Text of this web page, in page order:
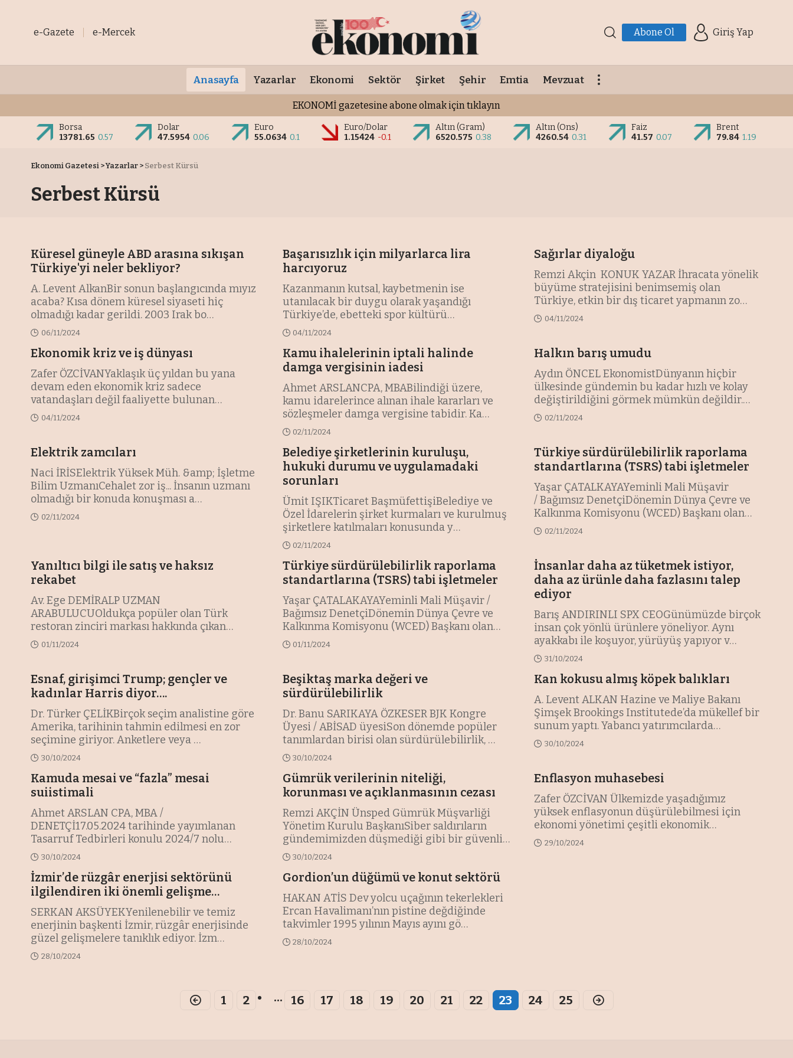
e-Gazete e-Mercek Abone Ol Giriş Yap
Anasayfa Yazarlar Ekonomi Sektör Şirket Şehir Emtia Mevzuat
EKONOMİ gazetesine abone olmak için tıklayın
Borsa
13781.65 0.57
Dolar
47.5954 0.06
Euro
55.0634 0.1
Euro/Dolar
1.15424 -0.1
Altın (Gram)
6520.575 0.38
Altın (Ons)
4260.54 0.31
Faiz
41.57 0.07
Brent
79.84 1.19
Ekonomi Gazetesi >Yazarlar > Serbest Kürsü
Serbest Kürsü
Küresel güneyle ABD arasına sıkışan
Türkiye'yi neler bekliyor?
A. Levent AlkanBir sonun başlangıcında mıyız
acaba? Kısa dönem küresel siyaseti hiç
olmadığı kadar gerildi. 2003 Irak bo…
06/11/2024
Başarısızlık için milyarlarca lira
harcıyoruz
Kazanmanın kutsal, kaybetmenin ise
utanılacak bir duygu olarak yaşandığı
Türkiye’de, ebetteki spor kültürü
oluşamaz.Spor
04/11/2024
Sağırlar diyaloğu
Remzi Akçin KONUK YAZAR İhracata yönelik
büyüme stratejisini benimsemiş olan
Türkiye, etkin bir dış ticaret yapmanın zo…
04/11/2024
Ekonomik kriz ve iş dünyası
Zafer ÖZCİVANYaklaşık üç yıldan bu yana
devam eden ekonomik kriz sadece
vatandaşları değil faaliyette bulunan
işyerlerin
04/11/2024
Kamu ihalelerinin iptali halinde
damga vergisinin iadesi
Ahmet ARSLANCPA, MBABilindiği üzere,
kamu idarelerince alınan ihale kararları ve
sözleşmeler damga vergisine tabidir. Ka…
02/11/2024
Halkın barış umudu
Aydın ÖNCEL EkonomistDünyanın hiçbir
ülkesinde gündemin bu kadar hızlı ve kolay
değiştirildiğini görmek mümkün değildir.…
02/11/2024
Elektrik zamcıları
Naci İRİSElektrik Yüksek Müh. &amp; İşletme
Bilim UzmanıCehalet zor iş... İnsanın uzmanı
olmadığı bir konuda konuşması a…
02/11/2024
Belediye şirketlerinin kuruluşu,
hukuki durumu ve uygulamadaki
sorunları
Ümit IŞIKTicaret BaşmüfettişiBelediye ve
Özel İdarelerin şirket kurmaları ve kurulmuş
şirketlere katılmaları konusunda y…
02/11/2024
Türkiye sürdürülebilirlik raporlama
standartlarına (TSRS) tabi işletmeler
Yaşar ÇATALKAYAYeminli Mali Müşavir
/ Bağımsız DenetçiDönemin Dünya Çevre ve
Kalkınma Komisyonu (WCED) Başkanı olan
eski…
02/11/2024
Yanıltıcı bilgi ile satış ve haksız
rekabet
Av. Ege DEMİRALP UZMAN
ARABULUCUOldukça popüler olan Türk
restoran zinciri markası hakkında çıkan
haberlerden sonra yanı
01/11/2024
Türkiye sürdürülebilirlik raporlama
standartlarına (TSRS) tabi işletmeler
Yaşar ÇATALAKAYAYeminli Mali Müşavir /
Bağımsız DenetçiDönemin Dünya Çevre ve
Kalkınma Komisyonu (WCED) Başkanı olan
esk…
01/11/2024
İnsanlar daha az tüketmek istiyor,
daha az ürünle daha fazlasını talep
ediyor
Barış ANDIRINLI SPX CEOGünümüzde birçok
insan çok yönlü ürünlere yöneliyor. Aynı
ayakkabı ile koşuyor, yürüyüş yapıyor v…
31/10/2024
Esnaf, girişimci Trump; gençler ve
kadınlar Harris diyor….
Dr. Türker ÇELİKBirçok seçim analistine göre
Amerika, tarihinin tahmin edilmesi en zor
seçimine giriyor. Anketlere veya …
30/10/2024
Beşiktaş marka değeri ve
sürdürülebilirlik
Dr. Banu SARIKAYA ÖZKESER BJK Kongre
Üyesi / ABİSAD üyesiSon dönemde popüler
tanımlardan birisi olan sürdürülebilirlik, …
30/10/2024
Kan kokusu almış köpek balıkları
A. Levent ALKAN Hazine ve Maliye Bakanı
Şimşek Brookings Institutede’da mükellef bir
sunum yaptı. Yabancı yatırımcılarda…
30/10/2024
Kamuda mesai ve “fazla” mesai
suiistimali
Ahmet ARSLAN CPA, MBA /
DENETÇİ17.05.2024 tarihinde yayımlanan
Tasarruf Tedbirleri konulu 2024/7 nolu
Cumhurbaşkanlığı G
30/10/2024
Gümrük verilerinin niteliği,
korunması ve açıklanmasının cezası
Remzi AKÇİN Ünsped Gümrük Müşvarliği
Yönetim Kurulu BaşkanıSiber saldırıların
gündemimizden düşmediği gibi bir güvenlik
… 30/10/2024
Enflasyon muhasebesi
Zafer ÖZCİVAN Ülkemizde yaşadığımız
yüksek enflasyonun düşürülebilmesi için
ekonomi yönetimi çeşitli ekonomik
yöntemler
29/10/2024
İzmir’de rüzgâr enerjisi sektörünü
ilgilendiren iki önemli gelişme…
SERKAN AKSÜYEKYenilenebilir ve temiz
enerjinin başkenti İzmir, rüzgâr enerjisinde
güzel gelişmelere tanıklık ediyor. İzm…
28/10/2024
Gordion’un düğümü ve konut sektörü
HAKAN ATİS Dev yolcu uçağının tekerlekleri
Ercan Havalimanı’nın pistine değdiğinde
takvimler 1995 yılının Mayıs ayını gö…
28/10/2024
1 2 ... 16 17 18 19 20 21 22 23 24 25